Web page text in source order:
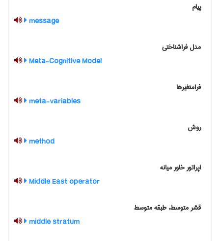
پیام
message
مدل فراشناختی
Meta-Cognitive Model
فرامتغیرها
meta-variables
روش
method
اپراتور خاور میانه
Middle East operator
قشر متوسط، طبقه متوسط
middle stratum